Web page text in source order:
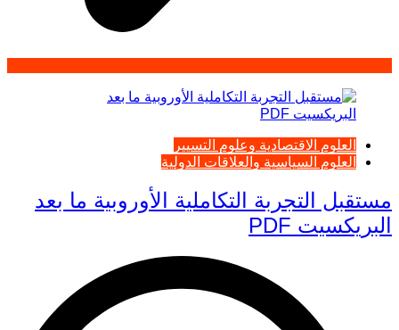
العلوم الاقتصادية وعلوم التسيير
العلوم السياسية والعلاقات الدولية
مستقبل التجربة التكاملية الأوروبية ما بعد
البريكسيت PDF